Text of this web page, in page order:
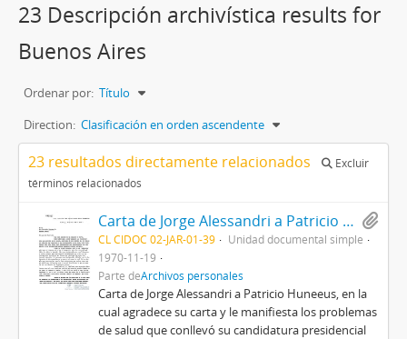
23 Descripción archivística results for
Buenos Aires
Ordenar por: Título
Direction: Clasificación en orden ascendente
23 resultados directamente relacionados
Excluir
términos relacionados
Carta de Jorge Alessandri a Patricio Huneeus
CL CIDOC 02-JAR-01-39
Unidad documental simple
1970-11-19
Parte deArchivos personales
Carta de Jorge Alessandri a Patricio Huneeus, en la
cual agradece su carta y le manifiesta los problemas
de salud que conllevó su candidatura presidencial